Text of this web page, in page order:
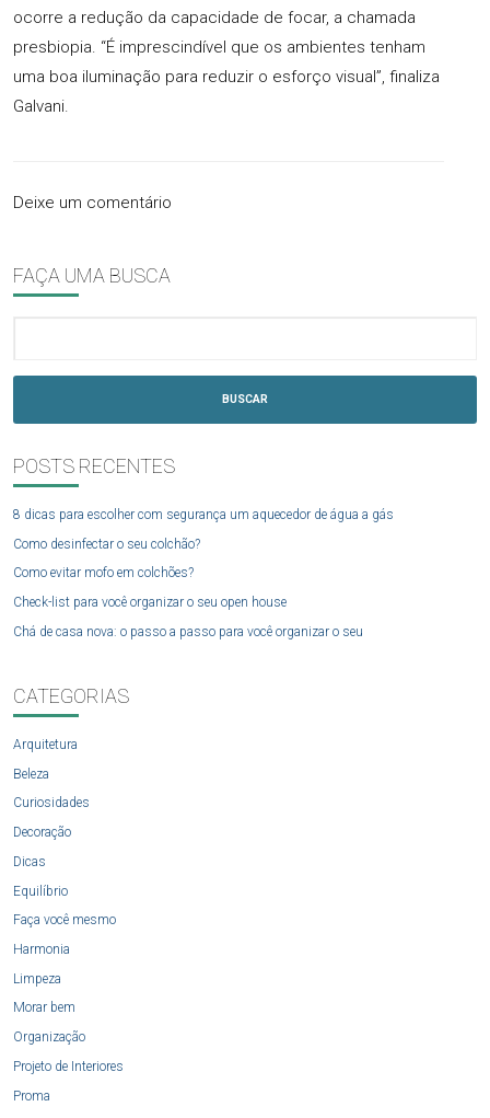
ocorre a redução da capacidade de focar, a chamada
presbiopia. “É imprescindível que os ambientes tenham
uma boa iluminação para reduzir o esforço visual”, finaliza
Galvani.
Deixe um comentário
FAÇA UMA BUSCA
BUSCAR
POSTS RECENTES
8 dicas para escolher com segurança um aquecedor de água a gás
Como desinfectar o seu colchão?
Como evitar mofo em colchões?
Check-list para você organizar o seu open house
Chá de casa nova: o passo a passo para você organizar o seu
CATEGORIAS
Arquitetura
Beleza
Curiosidades
Decoração
Dicas
Equilíbrio
Faça você mesmo
Harmonia
Limpeza
Morar bem
Organização
Projeto de Interiores
Proma